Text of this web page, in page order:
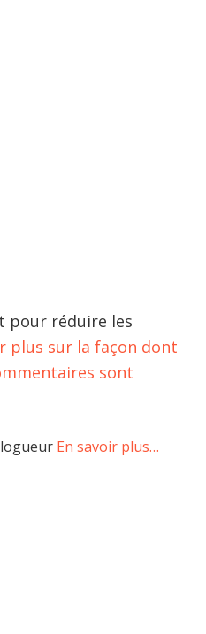
pour réduire les
plus sur la façon dont
sont
En savoir plus…